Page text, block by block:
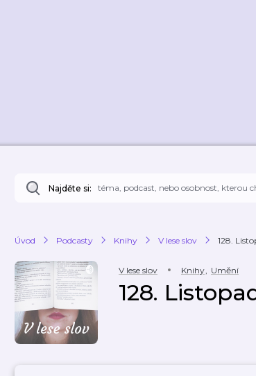
Najděte si:
Úvod Podcasty Knihy V lese slov 128.
V lese slov Knihy, Umění
128.